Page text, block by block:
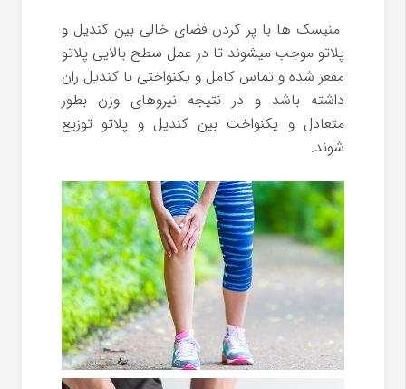
منیسک ها با پر کردن فضای خالی بین کندیل و
پلاتو موجب میشوند تا در عمل سطح بالایی پلاتو
مقعر شده و تماس کامل و یکنواختی با کندیل ران
داشته باشد و در نتیجه نیروهای وزن بطور
متعادل و یکنواخت بین کندیل و پلاتو توزیع
شوند.